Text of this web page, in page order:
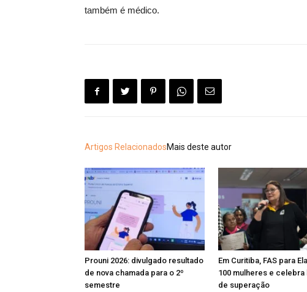
também é médico.
Artigos RelacionadosMais deste autor
Prouni 2026: divulgado resultado
de nova chamada para o 2º
semestre
Em Curitiba, FAS para
100 mulheres e celebra
de superação